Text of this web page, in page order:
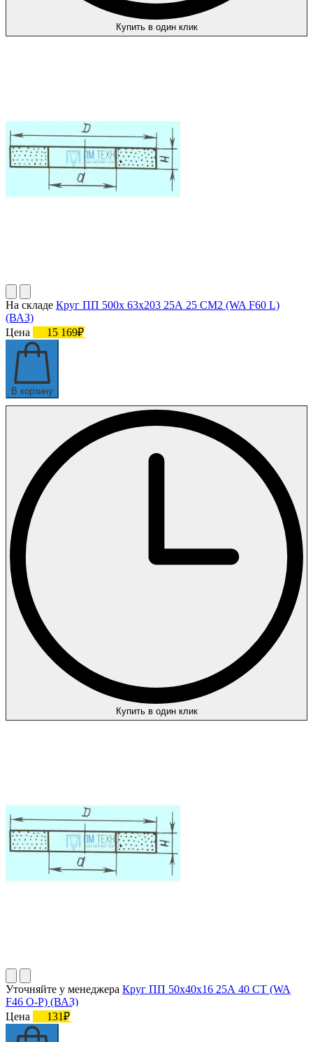
Купить в один клик
На складе Круг ПП 500х 63х203 25А 25 СМ2 (WA F60 L)
(ВАЗ)
Цена
15 169₽
В корзину
Купить в один клик
Уточняйте у менеджера Круг ПП 50х40х16 25А 40 СТ (WA
F46 O-P) (ВАЗ)
Цена
131₽